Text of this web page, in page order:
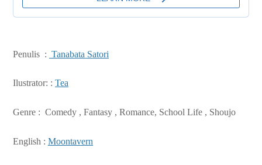
Penulis : Tanabata Satori
Ilustrator: : Tea
Genre : Comedy , Fantasy , Romance, School Life , Shoujo
English : Moontavern